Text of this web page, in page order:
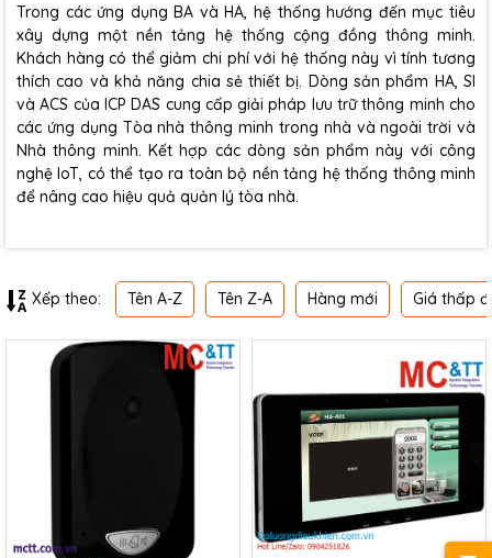
Trong các ứng dụng BA và HA, hệ thống hướng đến mục tiêu
xây dựng một nền tảng hệ thống cộng đồng thông minh.
Khách hàng có thể giảm chi phí với hệ thống này vì tính tương
thích cao và khả năng chia sẻ thiết bị. Dòng sản phẩm HA, SI
và ACS của ICP DAS cung cấp giải pháp lưu trữ thông minh cho
các ứng dụng Tòa nhà thông minh trong nhà và ngoài trời và
Nhà thông minh. Kết hợp các dòng sản phẩm này với công
nghệ IoT, có thể tạo ra toàn bộ nền tảng hệ thống thông minh
để nâng cao hiệu quả quản lý tòa nhà.
Xếp theo: Tên A-Z Tên Z-A Hàng mới Giá thấp